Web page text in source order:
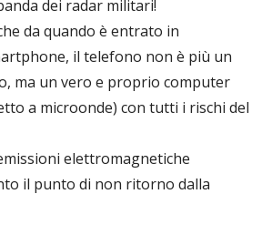
dei radar militari!
da quando è entrato in
il telefono non è più un
ma un vero e proprio computer
a microonde) con tutti i rischi del
elettromagnetiche
il punto di non ritorno dalla